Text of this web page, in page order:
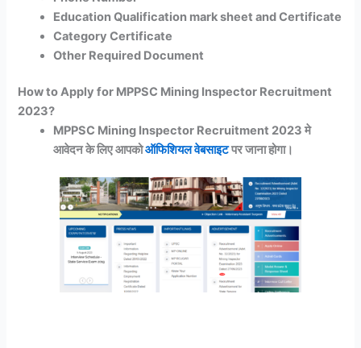
Education Qualification mark sheet and Certificate
Category Certificate
Other Required Document
How to Apply for MPPSC Mining Inspector Recruitment
2023?
MPPSC Mining Inspector Recruitment 2023 मे
आवेदन के लिए आपकोऑफिशियल वेबसाइटपर जाना होगा।